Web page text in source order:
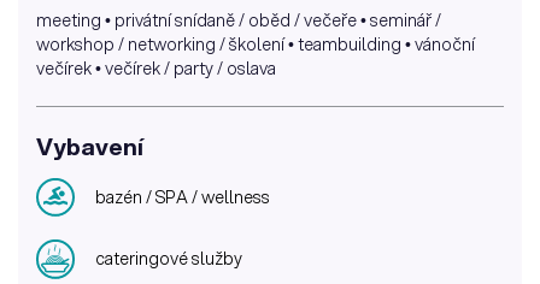
meeting • privátní snídaně / oběd / večeře • seminář /
workshop / networking / školení • teambuilding • vánoční
večírek • večírek / party / oslava
Vybavení
bazén / SPA / wellness
cateringové služby